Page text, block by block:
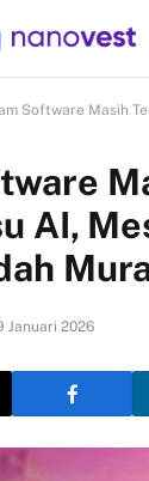
Software Masih Tertekan Isu
AI,
Januari 2026